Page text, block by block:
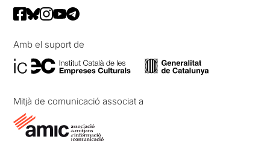
Amb el suport de
Mitjà de comunicació associat a